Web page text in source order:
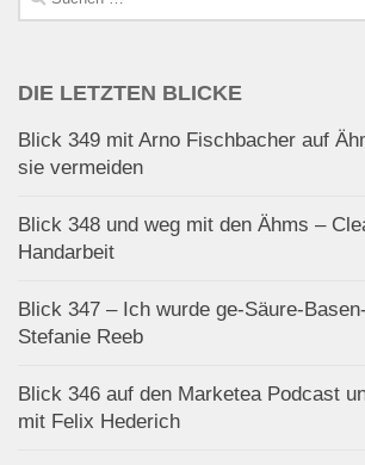
nach:
DIE LETZTEN BLICKE
Blick 349 mit Arno Fischbacher auf
sie vermeiden
Blick 348 und weg mit den Ähms –
Handarbeit
Blick 347 – Ich wurde ge-Säure-
Stefanie Reeb
Blick 346 auf den Marketea Podcast
mit Felix Hederich